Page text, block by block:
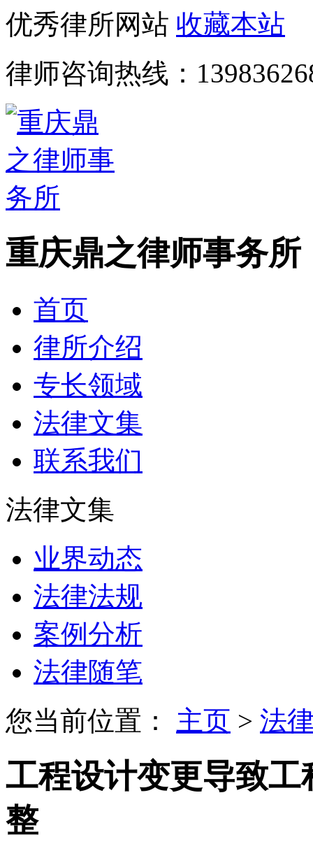
优秀律所网站 收藏本站
律师咨询热线：
重庆鼎之律师事务所
首页
律所介绍
专长领域
法律文集
联系我们
法律文集
业界动态
法律法规
案例分析
法律随笔
您当前位置： 主页 > 法
工程设计变更导致
整